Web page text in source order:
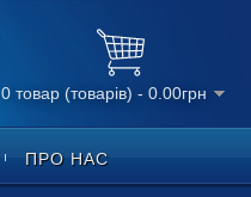
0 товар (товарів) - 0.00грн
ПРО НАС